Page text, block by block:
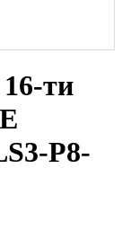
ти
P8-